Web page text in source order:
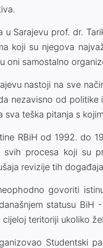
u Sarajevu prof. dr.
koji su njegova
oni samostalno
nastoji na sve
nezavisno od
sva teška pitanja s
RBiH od 1992. do
procesa koji su
revizije tih
govoriti
statusu BiH
teritoriji ukoliko
Studentski